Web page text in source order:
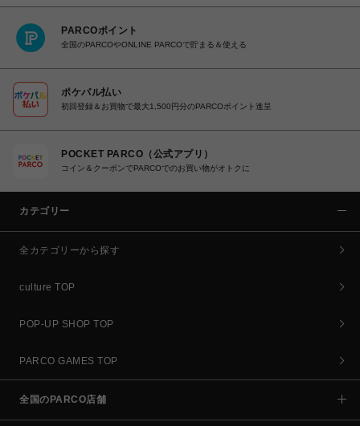
PARCOポイント
全国のPARCOやONLINE PARCOで貯まる＆使える
ポケパル払い
初回登録＆お買物で最大1,500円分のPARCOポイント進呈
POCKET PARCO（公式アプリ）
コイン＆クーポンでPARCOでのお買い物がオトクに
カテゴリー
全カテゴリーから探す
culture TOP
POP-UP SHOP TOP
PARCO GAMES TOP
全国のPARCO店舗